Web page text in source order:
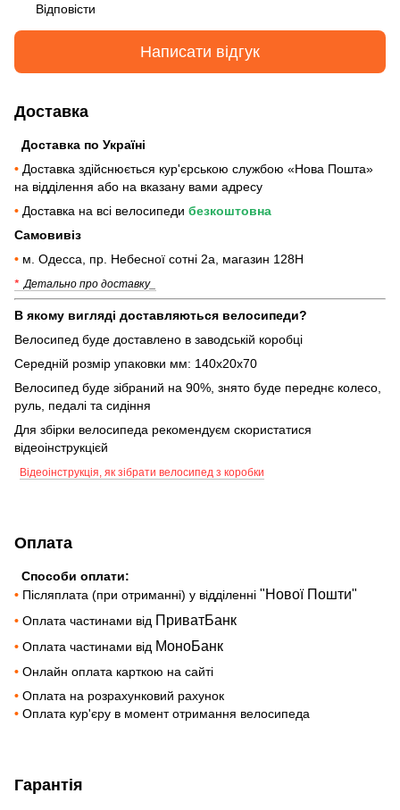
Відповісти
Написати відгук
Доставка
Доставка по Україні
• Доставка здійснюється кур'єрською службою «Нова Пошта»
на відділення або на вказану вами адресу
• Доставка на всі велосипеди безкоштовна
Самовивіз
• м. Одесса, пр. Небесної сотні 2а, магазин 128Н
* Детально про доставку_
В якому вигляді доставляються велосипеди?
Велосипед буде доставлено в заводській коробці
Середній розмір упаковки мм: 140х20х70
Велосипед буде зібраний на 90%, знято буде переднє колесо,
руль, педалі та сидіння
Для збірки велосипеда рекомендуєм скористатися
відеоінструкцієй
Відеоінструкція, як зібрати велосипед з коробки
Оплата
Способи оплати:
• Післяплата (при отриманні) у відділенні "Нової Пошти"
• Оплата частинами від ПриватБанк
• Оплата частинами від МоноБанк
• Онлайн оплата карткою на сайті
• Оплата на розрахунковий рахунок
• Оплата кур'єру в момент отримання велосипеда
Гарантія